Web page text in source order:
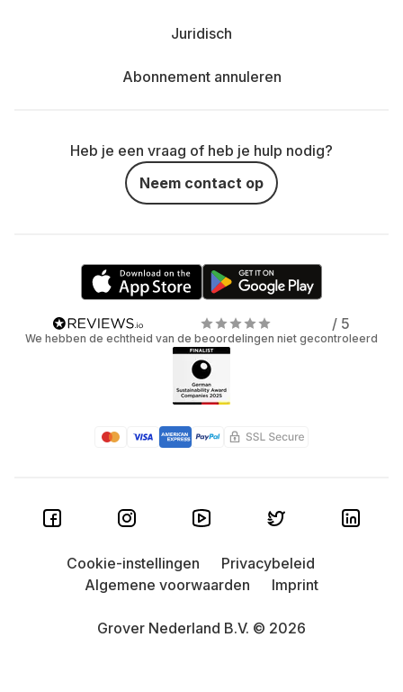
Juridisch
Abonnement annuleren
Heb je een vraag of heb je hulp nodig?
Neem contact op
/ 5
We hebben de echtheid van de beoordelingen niet gecontroleerd
Grover Nederland B.V. © 2026
Cookie-instellingen
Privacybeleid
Algemene voorwaarden
Imprint